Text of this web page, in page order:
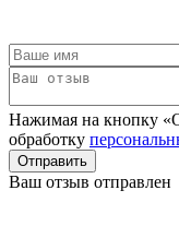
Нажимая на кнопку
обработку
Отправить
Ваш отзыв отправлен